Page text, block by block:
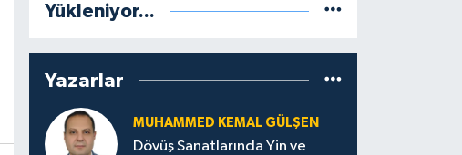
Yükleniyor...
Yazarlar
MUHAMMED KEMAL GÜLŞEN
Dövüş Sanatlarında Yin ve